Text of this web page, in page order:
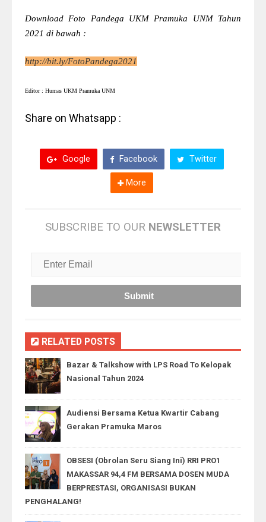
Download Foto Pandega UKM Pramuka UNM Tahun
2021 di bawah :
http://bit.ly/FotoPandega2021
Editor : Humas UKM Pramuka UNM
Share on Whatsapp :
Google Facebook Twitter
More
SUBSCRIBE TO OUR NEWSLETTER
RELATED POSTS
Bazar & Talkshow with LPS Road To Kelopak
Nasional Tahun 2024
Audiensi Bersama Ketua Kwartir Cabang
Gerakan Pramuka Maros
OBSESI (Obrolan Seru Siang Ini) RRI PRO1
MAKASSAR 94,4 FM BERSAMA DOSEN MUDA
BERPRESTASI, ORGANISASI BUKAN
PENGHALANG!